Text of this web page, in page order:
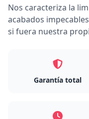
Nos caracteriza la
acabados
si fuera nuestra
Garantía total